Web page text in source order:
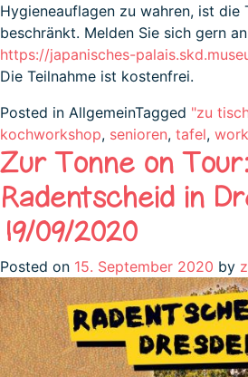
Hygieneauflagen zu wahren, ist die
beschränkt. Melden Sie sich gern
https://japanisches-
Die Teilnahme ist kostenfrei.
Posted in AllgemeinTagged "zu
kochworkshop, senioren, tafel,
Zur Tonne on Tour:
Radentscheid in
19/09/2020
Posted on 15. September 2020 by